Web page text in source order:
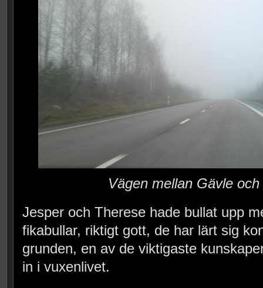
Vägen mellan Gävle
Jesper och Therese hade bullat upp
fikabullar, riktigt gott, de har lärt sig
grunden, en av de viktigaste
in i vuxenlivet.